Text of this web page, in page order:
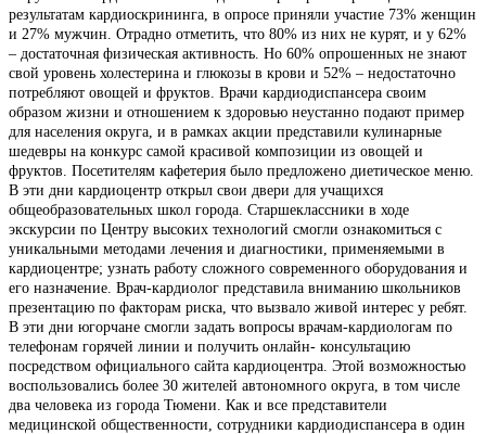
результатам кардиоскрининга, в опросе приняли участие 73% женщин
и 27% мужчин. Отрадно отметить, что 80% из них не курят, и у 62%
– достаточная физическая активность. Но 60% опрошенных не знают
свой уровень холестерина и глюкозы в крови и 52% – недостаточно
потребляют овощей и фруктов. Врачи кардиодиспансера своим
образом жизни и отношением к здоровью неустанно подают пример
для населения округа, и в рамках акции представили кулинарные
шедевры на конкурс самой красивой композиции из овощей и
фруктов. Посетителям кафетерия было предложено диетическое меню.
В эти дни кардиоцентр открыл свои двери для учащихся
общеобразовательных школ города. Старшеклассники в ходе
экскурсии по Центру высоких технологий смогли ознакомиться с
уникальными методами лечения и диагностики, применяемыми в
кардиоцентре; узнать работу сложного современного оборудования и
его назначение. Врач-кардиолог представила вниманию школьников
презентацию по факторам риска, что вызвало живой интерес у ребят.
В эти дни югорчане смогли задать вопросы врачам-кардиологам по
телефонам горячей линии и получить онлайн- консультацию
посредством официального сайта кардиоцентра. Этой возможностью
воспользовались более 30 жителей автономного округа, в том числе
два человека из города Тюмени. Как и все представители
медицинской общественности, сотрудники кардиодиспансера в один